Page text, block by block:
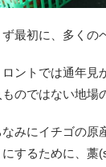
ず最初に、多くの
ロントでは通年
ものではない地場
なみにイチゴの原
にするために、藁